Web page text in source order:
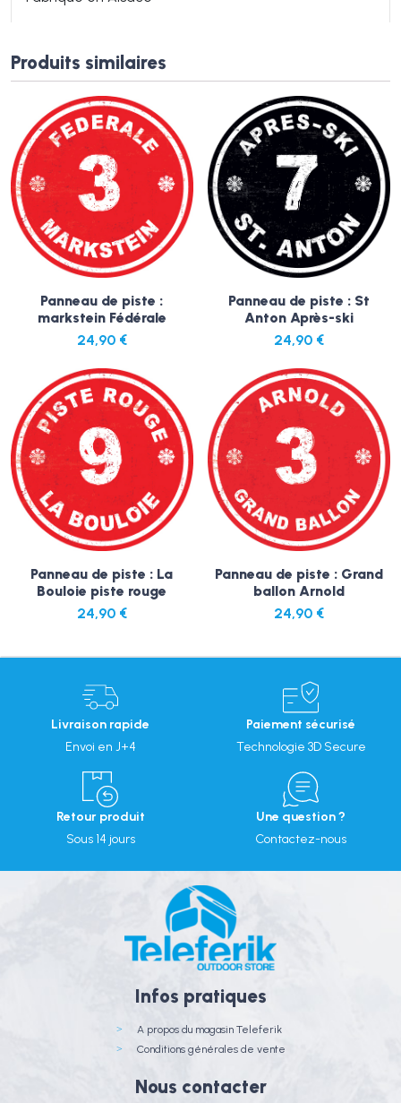
Produits similaires
Panneau de piste :
markstein Fédérale
24,90 €
Panneau de piste : St
Anton Après-ski
24,90 €
Panneau de piste : La
Bouloie piste rouge
24,90 €
Panneau de piste : Grand
ballon Arnold
24,90 €
Livraison rapide
Envoi en J+4
Paiement sécurisé
Technologie 3D Secure
Retour produit
Sous 14 jours
Une question ?
Contactez-nous
Infos pratiques
A propos du magasin Teleferik
Conditions générales de vente
Nous contacter